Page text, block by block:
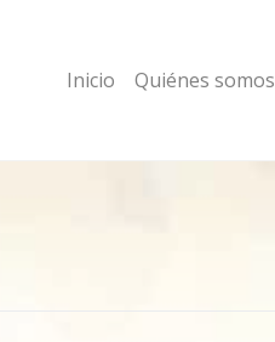
Inicio Quiénes somos